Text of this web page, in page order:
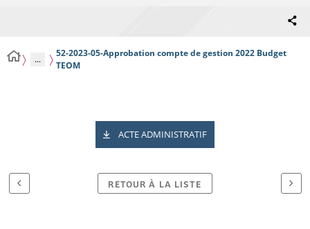
...
52-2023-05-Approbation compte de gestion 2022 Budget
TEOM
ACTE ADMINISTRATIF
RETOUR À LA LISTE